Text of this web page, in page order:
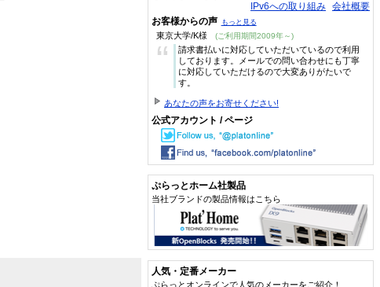
IPv6への取り組み 会社概要
お客様からの声 もっと見る
東京大学/K様 (ご利用期間2009年～)
“
請求書払いに対応していただいているので利用
しております。メールでの問い合わせにも丁寧
に対応していただけるので大変ありがたいで
す。
あなたの声をお寄せください!
公式アカウント / ページ
ぷらっとホーム社製品
当社ブランドの製品情報はこちら
人気・定番メーカー
ぷらっとオンラインで人気のメーカーをご紹介！